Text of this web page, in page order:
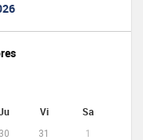
Vi Sa
30 31
1